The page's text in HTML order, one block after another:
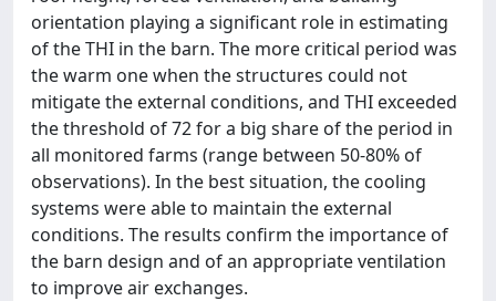
orientation playing a significant role in estimating
of the THI in the barn. The more critical period was
the warm one when the structures could not
mitigate the external conditions, and THI exceeded
the threshold of 72 for a big share of the period in
all monitored farms (range between 50-80% of
observations). In the best situation, the cooling
systems were able to maintain the external
conditions. The results confirm the importance of
the barn design and of an appropriate ventilation
to improve air exchanges.